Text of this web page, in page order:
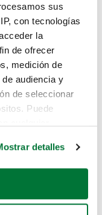
sus
con tecnologías
la
de ofrecer
medición de
audiencia y
de seleccionar
Puede
geográfica
detalles
como
aquí.
estás